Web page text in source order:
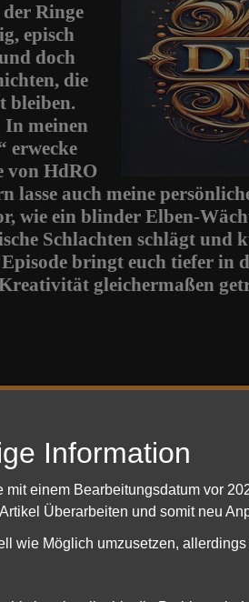
Ringe
episch
doch
die
bleiben.
In meinen
erwecke
von HdRO
lasse auch meine
wie ein blinder Elben-
Schlachten schlägt und
bringt euch tiefer in
gleichermaßen
News
19. Januar 2025
2025
Zugriffe: 1190
Zeit
Online“
Information
einem Bearbeitungsdatum vor
Überarbeiten und somit neu
wie Möglich umzusetzen,